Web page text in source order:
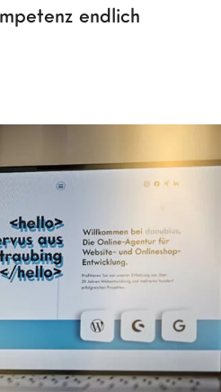
endlich